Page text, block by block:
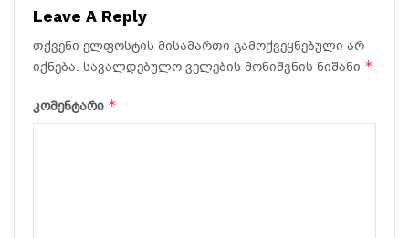
Leave A Reply
თქვენი ელფოსტის მისამართი გამოქვეყნებული არ
იქნება. სავალდებულო ველების მონიშვნის ნიშანი *
კომენტარი *